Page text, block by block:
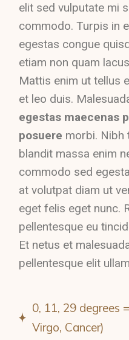
elit sed vulputate mi
commodo. Turpis in
egestas congue
etiam non quam
Mattis enim ut tellus
et leo duis.
egestas maecenas
posuere morbi. Nibh
blandit massa enim
commodo sed
at volutpat diam ut
eget felis eget nunc.
pellentesque eu
Et netus et
pellentesque elit
0, 11, 29 degrees
Virgo, Cancer)